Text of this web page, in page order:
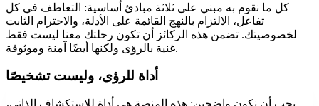
كل ما نقوم به مبني على ثلاثة مبادئ أساسية: التعاطف في كل
تفاعل، الالتزام بالنهج القائمة على الأدلة، والاحترام الثابت
لخصوصيتك. تضمن هذه الركائز أن تكون رحلتك معنا ليست فقط
غنية بالرؤى ولكنها أيضًا آمنة وموثوقة.
أداة للرؤى، وليست تشخيصًا